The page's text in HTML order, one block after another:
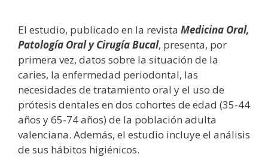
El estudio, publicado en la revista Medicina Oral,
Patología Oral y Cirugía Bucal, presenta, por
primera vez, datos sobre la situación de la
caries, la enfermedad periodontal, las
necesidades de tratamiento oral y el uso de
prótesis dentales en dos cohortes de edad (35-44
años y 65-74 años) de la población adulta
valenciana. Además, el estudio incluye el análisis
de sus hábitos higiénicos.